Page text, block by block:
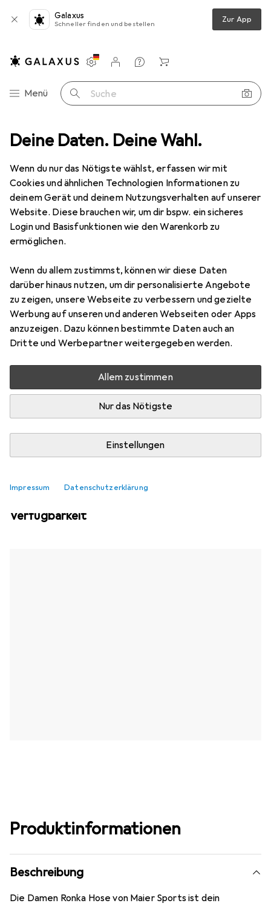
Deine Daten. Deine Wahl.
Wenn du nur das Nötigste wählst, erfassen wir mit
Cookies und ähnlichen Technologien Informationen zu
deinem Gerät und deinem Nutzungsverhalten auf unserer
Website. Diese brauchen wir, um dir bspw. ein sicheres
Login und Basisfunktionen wie den Warenkorb zu
ermöglichen.
Wenn du allem zustimmst, können wir diese Daten
darüber hinaus nutzen, um dir personalisierte Angebote
zu zeigen, unsere Webseite zu verbessern und gezielte
Werbung auf unseren und anderen Webseiten oder Apps
anzuzeigen. Dazu können bestimmte Daten auch an
Dritte und Werbepartner weitergegeben werden.
Allem zustimmen
Nur das Nötigste
Einstellungen
Impressum Datenschutzerklärung
Galaxus
Schneller finden und bestellen Zur App
Navigation nach Kategorien
Menü Suche
Einstellungen
Kundenkonto
Vergleichslisten
Merklisten
Warenkorb
Wintersportbekleidung Skihosen Maier Sports Ronka Hose
9 Bilder
Maier SportsRonka Hose
L, M
5
Bewertungen Marke
Mehr von Maier Sports
Aktuell nicht lieferbar
Benachrichtigen, wenn lieferbar
Vergleichen Merken
Verfügbarkeit
Produktinformationen
Beschreibung
Die Damen Ronka Hose von Maier Sports ist dein